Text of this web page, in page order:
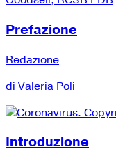
Prefazione
Redazione
di Valeria Poli
Introduzione